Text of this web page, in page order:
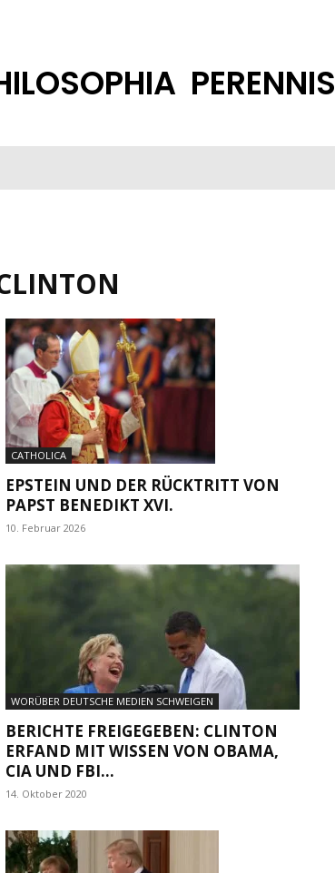
PERENNIS
CATHOLICA
EPSTEIN UND DER RÜCKTRITT VON
PAPST BENEDIKT XVI.
10. Februar 2026
WORÜBER DEUTSCHE MEDIEN SCHWEIGEN
BERICHTE FREIGEGEBEN: CLINTON
ERFAND MIT WISSEN VON OBAMA,
CIA UND FBI...
14. Oktober 2020